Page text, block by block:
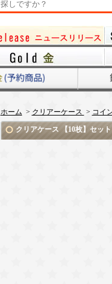
ホーム > クリアーケース > コイ
クリアケース 【10枚】セット